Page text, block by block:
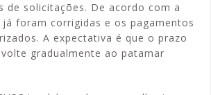
de solicitações. De acordo com a
foram corrigidas e os pagamentos
A expectativa é que o prazo
gradualmente ao patamar